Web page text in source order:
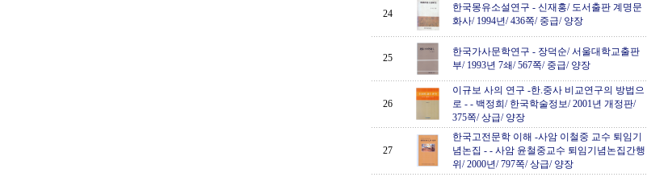
24
한국몽유소설연구 - 신재홍/ 도서출판 계명문
화사/ 1994년/ 436쪽/ 중급/ 양장
25
한국가사문학연구 - 장덕순/ 서울대학교출판
부/ 1993년 7쇄/ 567쪽/ 중급/ 양장
26
이규보 사의 연구 -한.중사 비교연구의 방법으
로 -- 백정희/ 한국학술정보/ 2001년 개정판/
375쪽/ 상급/ 양장
27
한국고전문학 이해 -사암 이철중 교수 퇴임기
념논집 -- 사암 윤철중교수 퇴임기념논집간행
위/ 2000년/ 797쪽/ 상급/ 양장